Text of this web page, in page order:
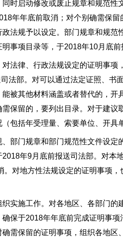
时启动修改或废止规章和规范性
年年底前取消；对个别确需保
法规予以设定。部门规章和规范
事项目录等，于2018年10月底前
法律、行政法规设定的证明事
法部。对可以通过法定证照、书
被其他材料涵盖或者替代的，开
保留的，要列出目录。对于建议
包括年受理量、索要单位、开具
部门规章和部门规范性文件设
年9月底前报送司法部。对本
。对地方性法规设定的证明事项
实施工作。对各地区、各部门
保于2018年年底前完成证明事
需保留的证明事项，组织各地区